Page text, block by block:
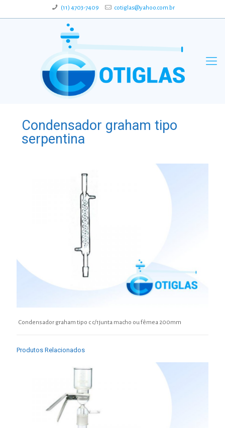
(11) 4703-7409 cotiglas@yahoo.com.br
Condensador graham tipo
serpentina
Condensador graham tipo c c/1junta macho ou fêmea 200mm
Produtos Relacionados